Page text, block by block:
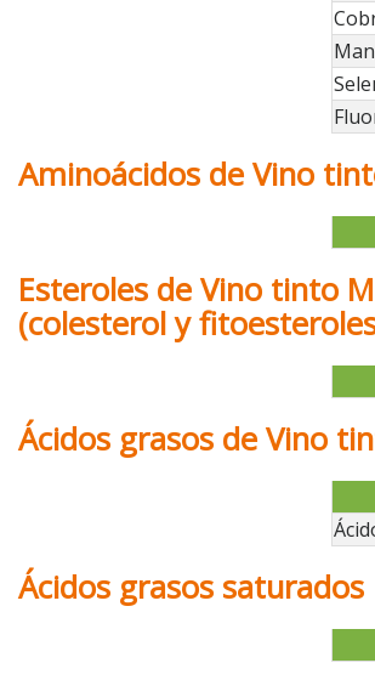
Aminoácidos de Vino
Esteroles de Vino tinto
(colesterol y
Ácidos grasos de Vino
Ácidos grasos saturados